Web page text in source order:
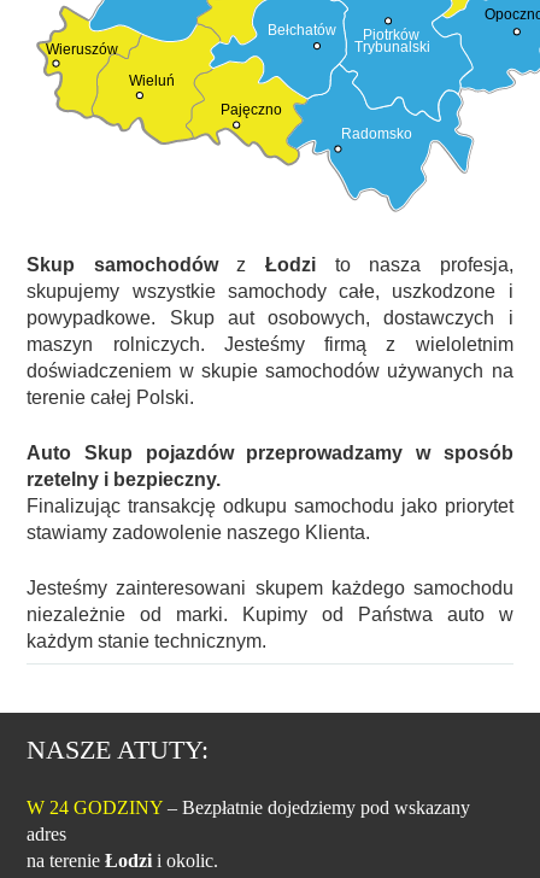
Radomsko
Pajęczno
Wieluń
Wieruszów
Piotrków
Trybunalski
Bełchatów
Skup samochodówz Łodzi to nasza profesja,
skupujemy wszystkie samochody całe, uszkodzone i
powypadkowe. Skup aut osobowych, dostawczych i
maszyn rolniczych. Jesteśmy firmą z wieloletnim
doświadczeniem w skupie samochodów używanych na
terenie całej Polski.
Auto Skup pojazdów przeprowadzamy w sposób
rzetelny i bezpieczny.
Finalizując transakcję odkupu samochodu jako priorytet
stawiamy zadowolenie naszego Klienta.
Jesteśmy zainteresowani skupem każdego samochodu
niezależnie od marki. Kupimy od Państwa auto w
każdym stanie technicznym.
NASZE ATUTY:
W 24 GODZINY – Bezpłatnie dojedziemy pod wskazany
adres
na terenieŁodzi i okolic.